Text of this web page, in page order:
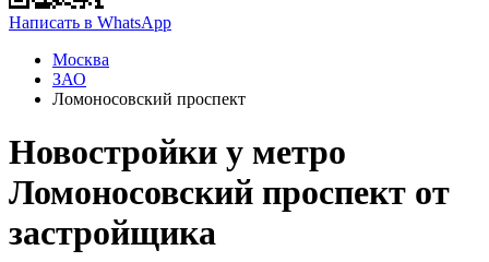
Написать в WhatsApp
Москва
ЗАО
Ломоносовский проспект
Новостройки у метро
Ломоносовский проспект от
застройщика